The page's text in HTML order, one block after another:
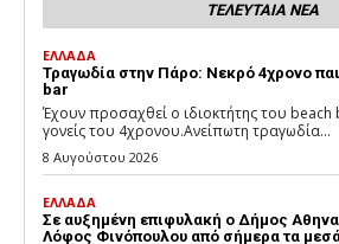
ΤΕΛΕΥΤΑΙΑ ΝΕΑ
ΕΛΛΑΔΑ
Τραγωδία στην Πάρο: Νεκρό 4χρονο
bar
Έχουν προσαχθεί ο ιδιοκτήτης του beach
γονείς του 4χρονου.Ανείπωτη τραγωδία...
8 Αυγούστου 2026
ΕΛΛΑΔΑ
Σε αυξημένη επιφυλακή ο Δήμος
Λόφος Φινόπουλου από σήμερα τα